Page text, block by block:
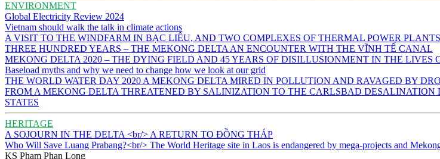
ENVIRONMENT
Global Electricity Review 2024
Vietnam should walk the talk in climate actions
A VISIT TO THE WINDFARM IN BẠC LIÊU, AND TWO COMPLEXES OF THERMAL POWER
THREE HUNDRED YEARS – THE MEKONG DELTA AN ENCOUNTER WITH THE VĨNH TẾ CANAL
MEKONG DELTA 2020 – THE DYING FIELD AND 45 YEARS OF DISILLUSIONMENT IN THE LIVES
Baseload myths and why we need to change how we look at our grid
THE WORLD WATER DAY 2020 A MEKONG DELTA MIRED IN POLLUTION AND RAVAGED BY
FROM A MEKONG DELTA THREATENED BY SALINIZATION TO THE CARLSBAD
STATES
HERITAGE
A SOJOURN IN THE DELTA <br/> A RETURN TO ĐỒNG THÁP
Who Will Save Luang Prabang?<br/> The World Heritage site in Laos is endangered by mega-projects and
KS Phạm Phan Long